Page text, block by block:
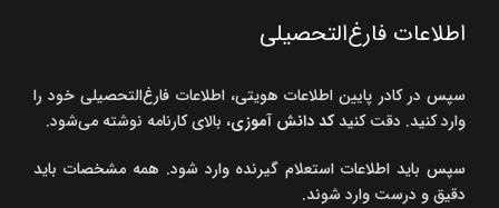
اطلاعات فارغ‌التحصیلی
سپس در کادر پایین اطلاعات هویتی، اطلاعات فارغ‌التحصیلی خود را
وارد کنید. دقت کنیدکد دانش آموزی، بالای کارنامه نوشته می‌شود.
سپس باید اطلاعات استعلام گیرنده وارد شود. همه مشخصات باید
دقیق و درست وارد شوند.